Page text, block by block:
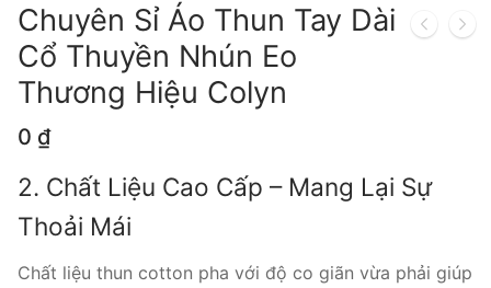
Chuyên Sỉ Áo Thun Tay Dài
Cổ Thuyền Nhún Eo
Thương Hiệu Colyn
0 ₫
2. Chất Liệu Cao Cấp – Mang Lại Sự
Thoải Mái
Chất liệu thun cotton pha với độ co giãn vừa phải giúp